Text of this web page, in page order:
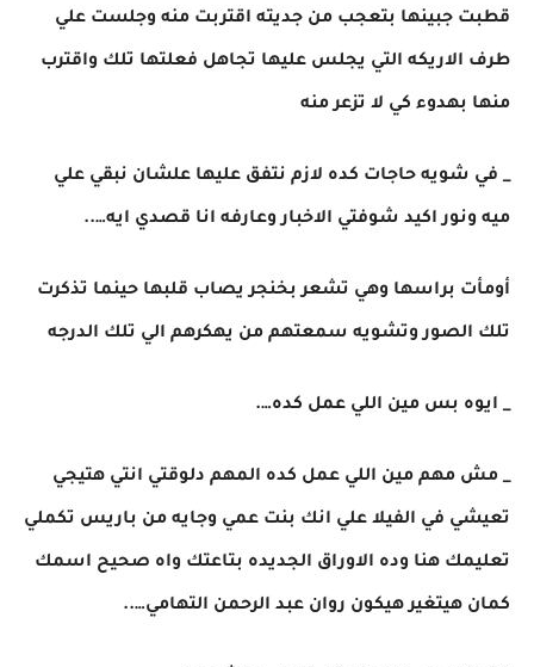
قطبت جبينها بتعجب من جديته اقتربت منه وجلست علي
طرف الاريكه التي يجلس عليها تجاهل فعلتها تلك واقترب
منها بهدوء كي لا تزعر منه
_ في شويه حاجات كده لازم نتفق عليها علشان نبقي علي
ميه ونور اكيد شوفتي الاخبار وعارفه انا قصدي ايه…..
أومأت براسها وهي تشعر بخنجر يصاب قلبها حينما تذكرت
تلك الصور وتشويه سمعتهم من يهكرهم الي تلك الدرجه
_ ايوه بس مين اللي عمل كده….
_ مش مهم مين اللي عمل كده المهم دلوقتي انتي هتيجي
تعيشي في الفيلا علي انك بنت عمي وجايه من باريس تكملي
تعليمك هنا وده الاوراق الجديده بتاعتك واه صحيح اسمك
كمان هيتغير هيكون روان عبد الرحمن التهامي…..